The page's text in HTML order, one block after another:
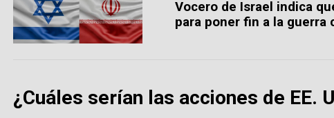
Vocero de Israel indica
para poner fin a la guerra
¿Cuáles serían las acciones de EE.